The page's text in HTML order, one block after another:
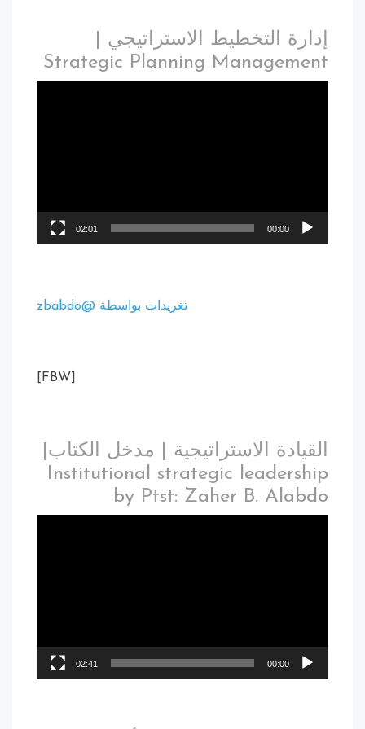
إدارة التخطيط الاستراتيجي |
Strategic Planning Management
00:00
02:01
تغريدات بواسطة @zbabdo
القيادة الاستراتيجية | مدخل الكتاب|
Institutional strategic leadership
by Ptst: Zaher B. Alabdo
00:00
02:41